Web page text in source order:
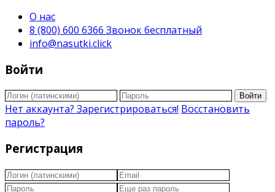
О нас
8 (800) 600 6366 Звонок бесплатный
info@nasutki.click
Войти
Войти
Нет аккаунта? Зарегистрироваться! Восстановить
пароль?
Регистрация